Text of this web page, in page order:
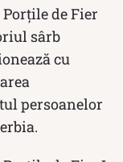
de Fier
sârb
cu
persoanelor